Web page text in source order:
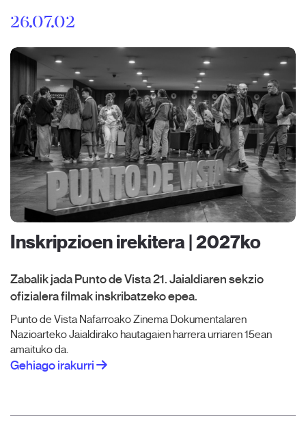
26.07.02
Inskripzioen irekitera | 2027ko
Zabalik jada Punto de Vista 21. Jaialdiaren sekzio
ofizialera filmak inskribatzeko epea.
Punto de Vista Nafarroako Zinema Dokumentalaren
Nazioarteko Jaialdirako hautagaien harrera urriaren 15ean
amaituko da.
Gehiago irakurri